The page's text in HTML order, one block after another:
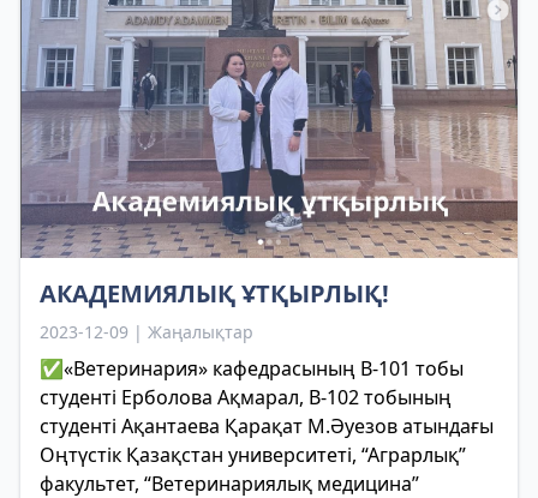
АКАДЕМИЯЛЫҚ ҰТҚЫРЛЫҚ!
2023-12-09 | Жаңалықтар
✅«Ветеринария» кафедрасының В-101 тобы
студенті Ерболова Ақмарал, В-102 тобының
студенті Ақантаева Қарақат М.Әуезов атындағы
Оңтүстік Қазақстан университеті, “Аграрлық”
факультет, “Ветеринариялық медицина”